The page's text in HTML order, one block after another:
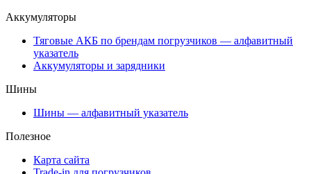
Аккумуляторы
Тяговые АКБ по брендам погрузчиков — алфавитный
указатель
Аккумуляторы и зарядники
Шины
Шины — алфавитный указатель
Полезное
Карта сайта